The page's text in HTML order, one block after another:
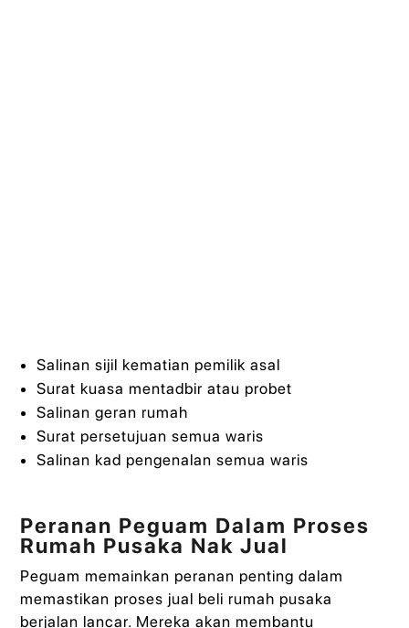
Salinan sijil kematian pemilik asal
Surat kuasa mentadbir atau probet
Salinan geran rumah
Surat persetujuan semua waris
Salinan kad pengenalan semua waris
Peranan Peguam Dalam Proses
Rumah Pusaka Nak Jual
Peguam memainkan peranan penting dalam
memastikan proses jual beli rumah pusaka
berjalan lancar. Mereka akan membantu